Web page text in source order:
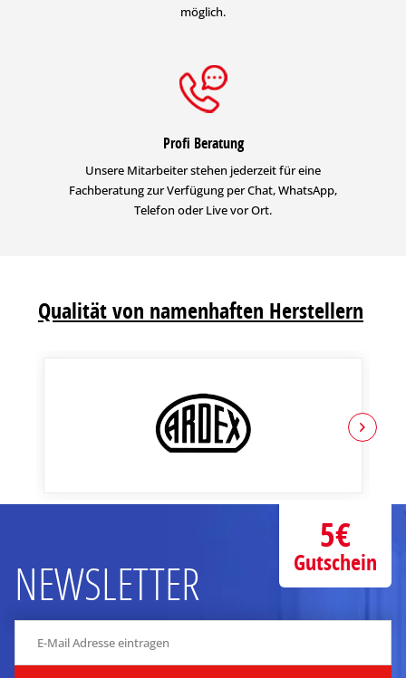
möglich.
Profi Beratung
Unsere Mitarbeiter stehen jederzeit für eine
Fachberatung zur Verfügung per Chat, WhatsApp,
Telefon oder Live vor Ort.
Qualität von namenhaften Herstellern
NEWSLETTER
5€
Gutschein